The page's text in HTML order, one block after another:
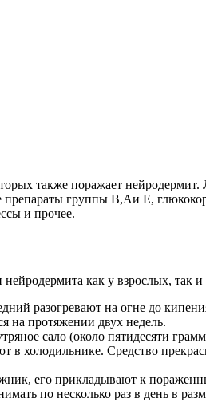
также поражает
группы B,Aи E,
и прочее.
как у взрослых, так
разогревают на огне до
на протяжении двух недель.
сало (около пятидесяти
холодильнике. Средство
его прикладывают к
по несколько раз в день в